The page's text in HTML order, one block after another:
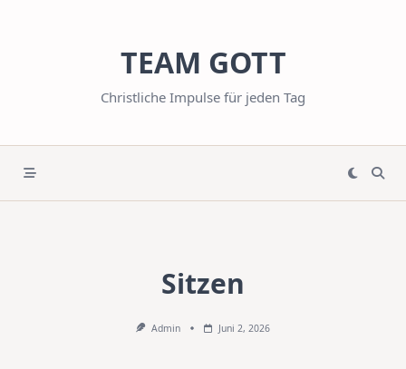
TEAM GOTT
Christliche Impulse für jeden Tag
Sitzen
Admin Juni 2, 2026